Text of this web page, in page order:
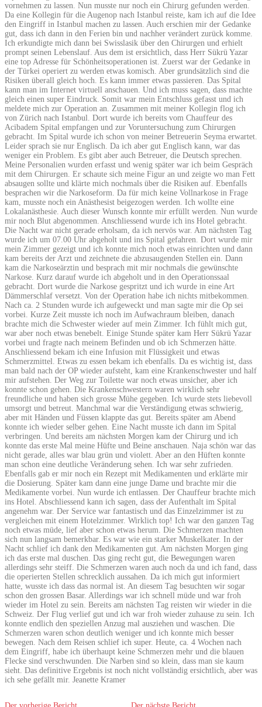
vornehmen zu lassen. Nun musste nur noch ein Chirurg gefunden werden.
Da eine Kollegin für die Augenop nach Istanbul reiste, kam ich auf die Idee
den Eingriff in Istanbul machen zu lassen. Auch erschien mir der Gedanke
gut, dass ich dann in den Ferien bin und nachher verändert zurück komme.
Ich erkundigte mich dann bei Swisslasik über den Chirurgen und erhielt
prompt seinen Lebenslauf. Aus dem ist ersichtlich, dass Herr Sükrü Yazar
eine top Adresse für Schönheitsoperationen ist. Zuerst war der Gedanke in
der Türkei operiert zu werden etwas komisch. Aber grundsätzlich sind die
Risiken überall gleich hoch. Es kann immer etwas passieren. Das Spital
kann man im Internet virtuell anschauen. Und ich muss sagen, dass machte
gleich einen super Eindruck. Somit war mein Entschluss gefasst und ich
meldete mich zur Operation an. Zusammen mit meiner Kollegin flog ich
von Zürich nach Istanbul. Dort wurde ich bereits vom Chauffeur des
Acibadem Spital empfangen und zur Voruntersuchung zum Chirurgen
gebracht. Im Spital wurde ich schon von meiner Betreuerin Seyma erwartet.
Leider sprach sie nur Englisch. Da ich aber gut Englisch kann, war das
weniger ein Problem. Es gibt aber auch Betreuer, die Deutsch sprechen.
Meine Personalien wurden erfasst und wenig später war ich beim Gespräch
mit dem Chirurgen. Er schaute sich meine Figur an und zeigte wo man Fett
absaugen sollte und klärte mich nochmals über die Risiken auf. Ebenfalls
besprachen wir die Narkoseform. Da für mich keine Vollnarkose in Frage
kam, musste noch ein Anästhesist beigezogen werden. Ich wollte eine
Lokalanästhesie. Auch dieser Wunsch konnte mir erfüllt werden. Nun wurde
mir noch Blut abgenommen. Anschliessend wurde ich ins Hotel gebracht.
Die Nacht war nicht gerade erholsam, da ich nervös war. Am nächsten Tag
wurde ich um 07.00 Uhr abgeholt und ins Spital gefahren. Dort wurde mir
mein Zimmer gezeigt und ich konnte mich noch etwas einrichten und dann
kam bereits der Arzt und zeichnete die abzusaugenden Stellen ein. Dann
kam die Narkoseärztin und besprach mit mir nochmals die gewünschte
Narkose. Kurz darauf wurde ich abgeholt und in den Operationssaal
gebracht. Dort wurde die Narkose gespritzt und ich wurde in eine Art
Dämmerschlaf versetzt. Von der Operation habe ich nichts mitbekommen.
Nach ca. 2 Stunden wurde ich aufgeweckt und man sagte mir die Op sei
vorbei. Kurze Zeit musste ich noch im Aufwachraum bleiben, danach
brachte mich die Schwester wieder auf mein Zimmer. Ich fühlt mich gut,
war aber noch etwas benebelt. Einige Stunde später kam Herr Sükrü Yazar
vorbei und fragte nach meinem Befinden und ob ich Schmerzen hätte.
Anschliessend bekam ich eine Infusion mit Flüssigkeit und etwas
Schmerzmittel. Etwas zu essen bekam ich ebenfalls. Da es wichtig ist, dass
man bald nach der OP wieder aufsteht, kam eine Krankenschwester und half
mir aufstehen. Der Weg zur Toilette war noch etwas unsicher, aber ich
konnte schon gehen. Die Krankenschwestern waren wirklich sehr
freundliche und haben sich grosse Mühe gegeben. Ich wurde stets liebevoll
umsorgt und betreut. Manchmal war die Verständigung etwas schwierig,
aber mit Händen und Füssen klappte das gut. Bereits später am Abend
konnte ich wieder selber gehen. Eine Nacht musste ich dann im Spital
verbringen. Und bereits am nächsten Morgen kam der Chirurg und ich
konnte das erste Mal meine Hüfte und Beine anschauen. Naja schön war das
nicht gerade, alles war blau grün und violett. Aber an den Hüften konnte
man schon eine deutliche Veränderung sehen. Ich war sehr zufrieden.
Ebenfalls gab er mir noch ein Rezept mit Medikamenten und erklärte mir
die Dosierung. Später kam dann eine junge Dame und brachte mir die
Medikamente vorbei. Nun wurde ich entlassen. Der Chauffeur brachte mich
ins Hotel. Abschliessend kann ich sagen, dass der Aufenthalt im Spital
angenehm war. Der Service war fantastisch und das Einzelzimmer ist zu
vergleichen mit einem Hotelzimmer. Wirklich top! Ich war den ganzen Tag
noch etwas müde, lief aber schon etwas herum. Die Schmerzen machten
sich nun langsam bemerkbar. Es war wie ein starker Muskelkater. In der
Nacht schlief ich dank den Medikamenten gut. Am nächsten Morgen ging
ich das erste mal duschen. Das ging recht gut, die Bewegungen waren
allerdings sehr steiff. Die Schmerzen waren auch noch da und ich fand, dass
die operierten Stellen schrecklich aussahen. Da ich mich gut informiert
hatte, wusste ich dass das normal ist. An diesem Tag besuchten wir sogar
schon den grossen Basar. Allerdings war ich schnell müde und war froh
wieder im Hotel zu sein. Bereits am nächsten Tag reisten wir wieder in die
Schweiz. Der Flug verlief gut und ich war froh wieder zuhause zu sein. Ich
konnte endlich den speziellen Anzug mal ausziehen und waschen. Die
Schmerzen waren schon deutlich weniger und ich konnte mich besser
bewegen. Nach dem Reisen schlief ich super. Heute, ca. 4 Wochen nach
dem Eingriff, habe ich überhaupt keine Schmerzen mehr und die blauen
Flecke sind verschwunden. Die Narben sind so klein, dass man sie kaum
sieht. Das definitive Ergebnis ist noch nicht vollständig ersichtlich, aber was
ich sehe gefällt mir. Jeanette Kramer